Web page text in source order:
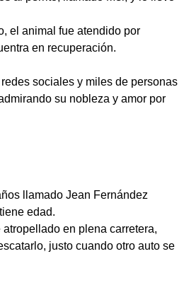
el animal fue atendido por
en recuperación.
sociales y miles de personas
su nobleza y amor por
llamado Jean Fernández
edad.
en plena carretera,
justo cuando otro auto se